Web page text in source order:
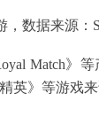
数据来源：
Match》
精英》等游戏